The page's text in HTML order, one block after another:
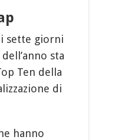
sette giorni
sta
Ten della
di
hanno